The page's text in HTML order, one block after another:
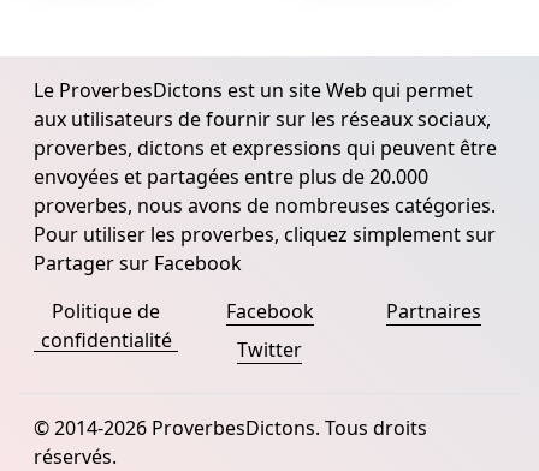
Le ProverbesDictons est un site Web qui permet
aux utilisateurs de fournir sur les réseaux sociaux,
proverbes, dictons et expressions qui peuvent être
envoyées et partagées entre plus de 20.000
proverbes, nous avons de nombreuses catégories.
Pour utiliser les proverbes, cliquez simplement sur
Partager sur Facebook
Politique de
confidentialité
Facebook
Twitter
Partnaires
© 2014-2026 ProverbesDictons. Tous droits
réservés.